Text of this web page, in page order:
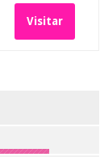
Visitar